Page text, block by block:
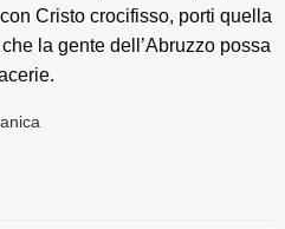
Cristo crocifisso, porti quella
la gente dell’Abruzzo possa